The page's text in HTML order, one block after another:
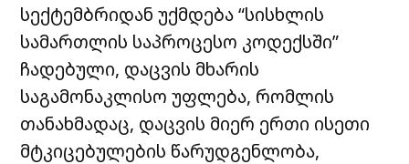
სექტემბრიდან უქმდება “სისხლის
სამართლის საპროცესო კოდექსში”
ჩადებული, დაცვის მხარის
საგამონაკლისო უფლება, რომლის
თანახმადაც, დაცვის მიერ ერთი ისეთი
მტკიცებულების წარუდგენლობა,